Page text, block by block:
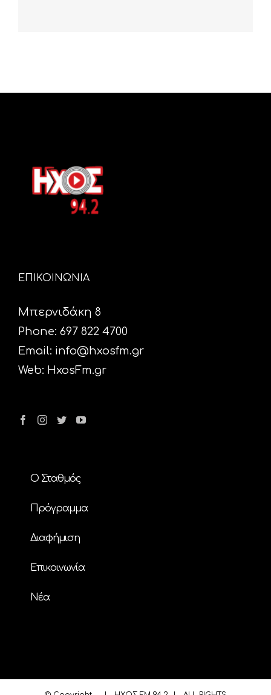
ΕΠΙΚΟΙΝΩΝΙΑ
Μπερνιδάκη 8
Phone: 697 822 4700
Email: info@hxosfm.gr
Web: HxosFm.gr
Ο Σταθμός
Πρόγραμμα
Διαφήμιση
Επικοινωνία
Nέα